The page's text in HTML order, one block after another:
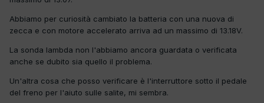
Abbiamo per curiosità cambiato la batteria con una nuova di
zecca e con motore accelerato arriva ad un massimo di 13.18V.
La sonda lambda non l'abbiamo ancora guardata o verificata
anche se dubito sia quello il problema.
Un'altra cosa che posso verificare è l'interruttore sotto il pedale
del freno per l'aiuto sulle salite, mi sembra.